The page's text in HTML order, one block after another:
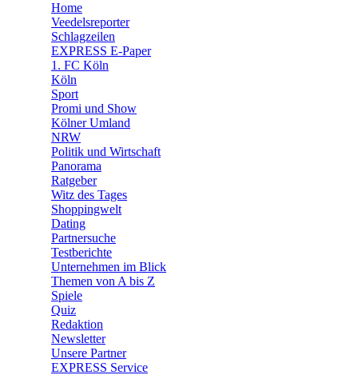
🛒 Shoppingwelt
Home
Veedelsreporter
Schlagzeilen
EXPRESS E-Paper
1. FC Köln
Köln
Sport
Promi und Show
Kölner Umland
NRW
Politik und Wirtschaft
Panorama
Ratgeber
Witz des Tages
Shoppingwelt
Dating
Partnersuche
Testberichte
Unternehmen im Blick
Themen von A bis Z
Spiele
Quiz
Redaktion
Newsletter
Unsere Partner
EXPRESS Service